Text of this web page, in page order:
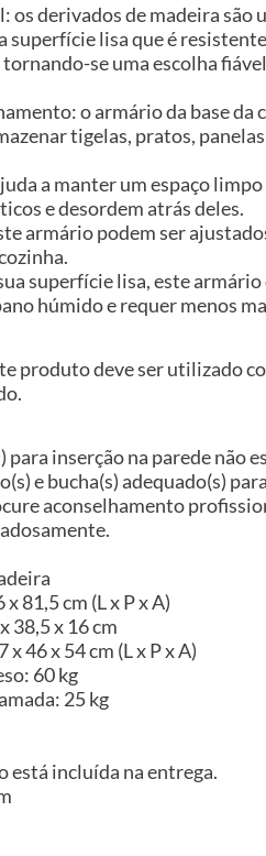
os derivados de madeira são
superfície lisa que é
se uma escolha
o armário da base da
tigelas, pratos,
a manter um espaço limpo
e desordem atrás deles.
armário podem ser
superfície lisa, este armário
húmido e requer menos
produto deve ser utilizado
para inserção na parede não
e bucha(s) adequado(s)
aconselhamento
81,5 cm (L x P x A)
38,5 x 16 cm
46 x 54 cm (L x P x A)
60 kg
25 kg
está incluída na entrega.